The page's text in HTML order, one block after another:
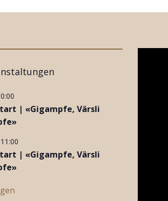
| «Gigampfe, Värsli
11:00
| «Gigampfe, Värsli